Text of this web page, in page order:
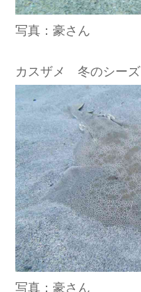
写真：豪さん
カスザメ 冬のシー
写真：豪さん